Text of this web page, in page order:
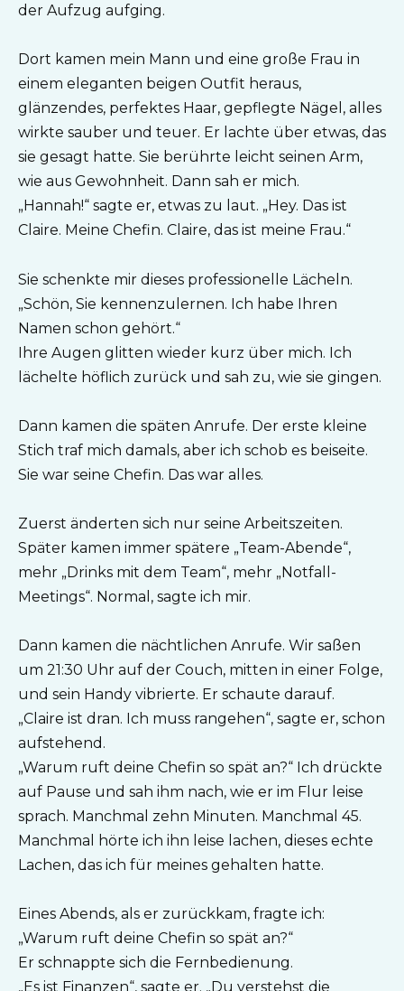
der Aufzug aufging.
Dort kamen mein Mann und eine große Frau in
einem eleganten beigen Outfit heraus,
glänzendes, perfektes Haar, gepflegte Nägel, alles
wirkte sauber und teuer. Er lachte über etwas, das
sie gesagt hatte. Sie berührte leicht seinen Arm,
wie aus Gewohnheit. Dann sah er mich.
„Hannah!“ sagte er, etwas zu laut. „Hey. Das ist
Claire. Meine Chefin. Claire, das ist meine Frau.“
Sie schenkte mir dieses professionelle Lächeln.
„Schön, Sie kennenzulernen. Ich habe Ihren
Namen schon gehört.“
Ihre Augen glitten wieder kurz über mich. Ich
lächelte höflich zurück und sah zu, wie sie gingen.
Dann kamen die späten Anrufe. Der erste kleine
Stich traf mich damals, aber ich schob es beiseite.
Sie war seine Chefin. Das war alles.
Zuerst änderten sich nur seine Arbeitszeiten.
Später kamen immer spätere „Team-Abende“,
mehr „Drinks mit dem Team“, mehr „Notfall-
Meetings“. Normal, sagte ich mir.
Dann kamen die nächtlichen Anrufe. Wir saßen
um 21:30 Uhr auf der Couch, mitten in einer Folge,
und sein Handy vibrierte. Er schaute darauf.
„Claire ist dran. Ich muss rangehen“, sagte er, schon
aufstehend.
„Warum ruft deine Chefin so spät an?“ Ich drückte
auf Pause und sah ihm nach, wie er im Flur leise
sprach. Manchmal zehn Minuten. Manchmal 45.
Manchmal hörte ich ihn leise lachen, dieses echte
Lachen, das ich für meines gehalten hatte.
Eines Abends, als er zurückkam, fragte ich:
„Warum ruft deine Chefin so spät an?“
Er schnappte sich die Fernbedienung.
„Es ist Finanzen“, sagte er. „Du verstehst die